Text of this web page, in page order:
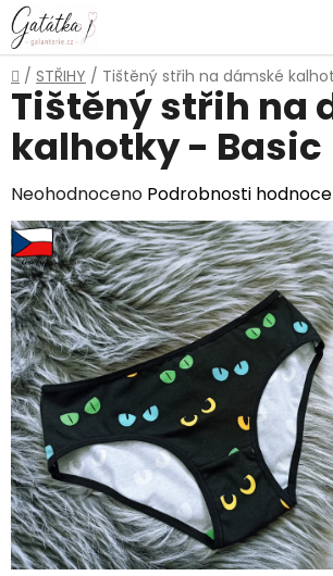
Přejít
na
obsah
Domů
/ STŘIHY / Tištěný střih na dámské
Tištěný střih na
kalhotky - Basic
Průměrné
hodnocení
produktu
je
0,0
z
5
hvězdiček.
Neohodnoceno Podrobnosti